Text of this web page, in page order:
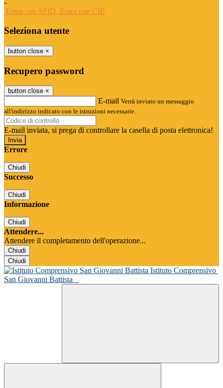
-
Entra con SPID Entra con CIE
Seleziona utente
button close ×
Recupero password
button close ×
E-mail Verrà inviato un messaggio
all'indirizzo indicato con le istruzioni necessarie.
E-mail inviata, si prega di controllare la casella di posta elettronica!
Errore
Chiudi
Successo
Chiudi
Informazione
Chiudi
Attendere...
Attendere il completamento dell'operazione...
Chiudi
Chiudi
Istituto Comprensivo
San Giovanni Battista